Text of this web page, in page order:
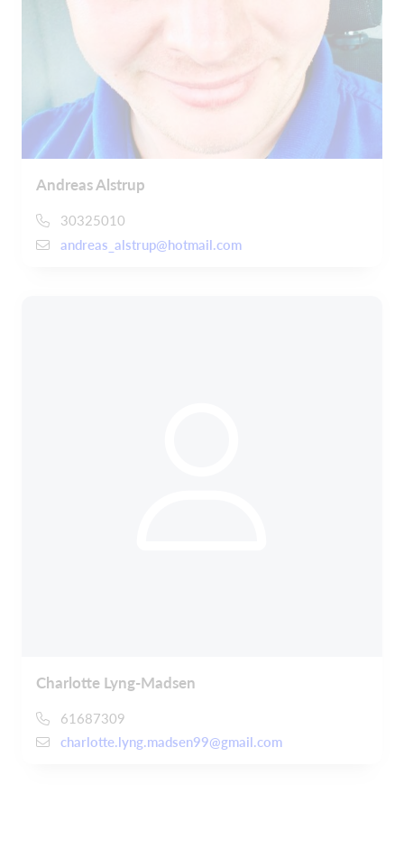
Andreas Alstrup
30325010
andreas_alstrup@hotmail.com
Charlotte Lyng-Madsen
61687309
charlotte.lyng.madsen99@gmail.com